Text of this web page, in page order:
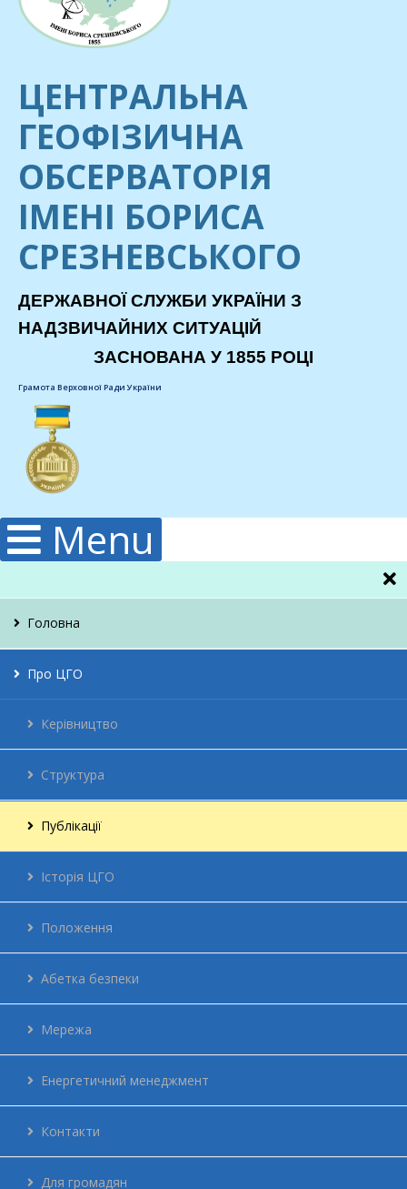
ЦЕНТРАЛЬНА
ГЕОФІЗИЧНА
ОБСЕРВАТОРІЯ
ІМЕНІ БОРИСА
СРЕЗНЕВСЬКОГО
ДЕРЖАВНОЇ СЛУЖБИ УКРАЇНИ З
НАДЗВИЧАЙНИХ СИТУАЦІЙ
ЗАСНОВАНА У 1855 РОЦІ
Грамота Верховної Ради України
Menu
Головна
Про ЦГО
Керівництво
Структура
Публікації
Історія ЦГО
Положення
Абетка безпеки
Мережа
Енергетичний менеджмент
Контакти
Для громадян